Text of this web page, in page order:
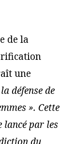
de la
une
défense de
». Cette
lancé par les
du